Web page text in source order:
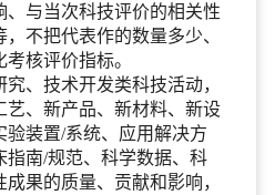
、与当次科技评价的相关性
不把代表作的数量多少、
核评价指标。
究、技术开发类科技活动，
艺、新产品、新材料、新设
装置/系统、应用解决方
指南/规范、科学数据、科
果的质量、贡献和影响，